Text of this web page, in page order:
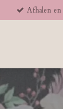
Afhalen